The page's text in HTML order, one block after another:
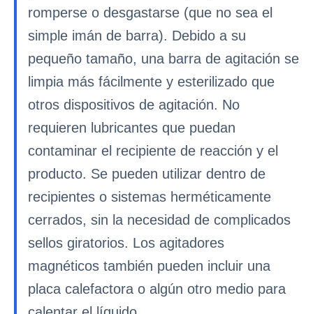
romperse o desgastarse (que no sea el
simple imán de barra). Debido a su
pequeño tamaño, una barra de agitación se
limpia más fácilmente y esterilizado que
otros dispositivos de agitación. No
requieren lubricantes que puedan
contaminar el recipiente de reacción y el
producto. Se pueden utilizar dentro de
recipientes o sistemas herméticamente
cerrados, sin la necesidad de complicados
sellos giratorios. Los agitadores
magnéticos también pueden incluir una
placa calefactora o algún otro medio para